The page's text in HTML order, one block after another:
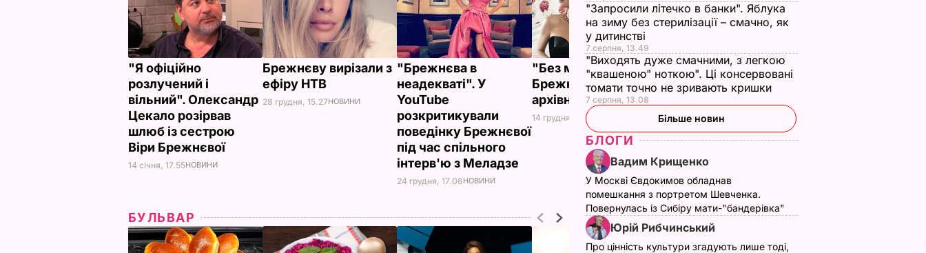
"Я офіційно
розлучений і
вільний". Олександр
Цекало розірвав
шлюб із сестрою
Віри Брежнєвої
14 січня, 17.55НОВИНИ
Брежнєву вирізали з
ефіру НТВ
28 грудня, 15.27НОВИНИ
"Брежнєва в
неадекваті". У
YouTube
розкритикували
поведінку Брежнєвої
під час спільного
інтерв'ю з Меладзе
24 грудня, 17.06НОВИНИ
"Без макіяжу".
Брежнєва показала
архівне фото
14 грудня, 13.41
Брежнєва показала
репетицію танцю з
балетом Freedom.
Відео
29 листопада, 15.00НОВИНИ
БУЛЬВАР
"Запросили літечко в банки". Яблука
на зиму без стерилізації – смачно, як
у дитинстві
7 серпня, 13.49
"Виходять дуже смачними, з легкою
"квашеною" ноткою". Ці консервовані
томати точно не зривають кришки
7 серпня, 13.08
Більше новин
БЛОГИ
Вадим Крищенко
У Москві Євдокимов обладнав
помешкання з портретом Шевченка.
Повернулась із Сибіру мати-"бандерівка"
Юрій Рибчинський
Про цінність культури згадують лише тоді,